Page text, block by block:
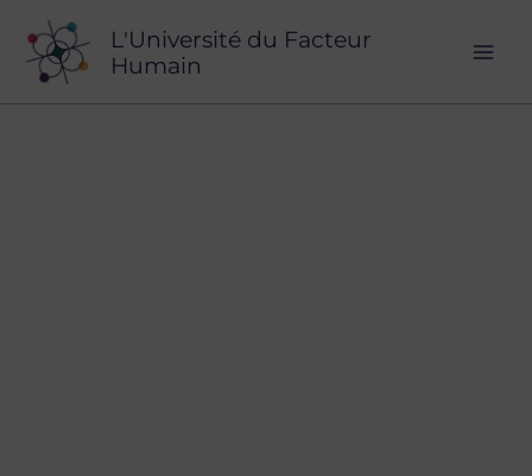
contenu
L'Université du Facteur
Humain